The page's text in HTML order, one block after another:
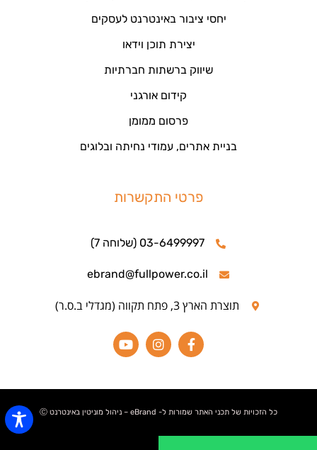
יחסי ציבור באינטרנט לעסקים
יצירת תוכן וידאו
שיווק ברשתות חברתיות
קידום אורגני
פרסום ממומן
בניית אתרים, עמודי נחיתה ובלוגים
פרטי התקשרות
03-6499997 (שלוחה 7)
ebrand@fullpower.co.il
תוצרת הארץ 3, פתח תקווה (מגדלי ב.ס.ר)
כל הזכויות של תכני האתר שמורות ל- eBrand – ניהול מוניטין באינטרנט Ⓒ